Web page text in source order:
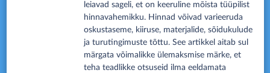
leiavad sageli, et on keeruline mõista tüüpilist
hinnavahemikku. Hinnad võivad varieeruda
oskustaseme, kiiruse, materjalide, sõidukulude
ja turutingimuste tõttu. See artikkel aitab sul
märgata võimalikke ülemaksmise märke, et
teha teadlikke otsuseid ilma eeldamata